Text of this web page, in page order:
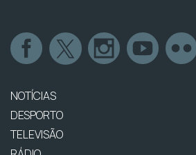
NOTÍCIAS
DESPORTO
TELEVISÃO